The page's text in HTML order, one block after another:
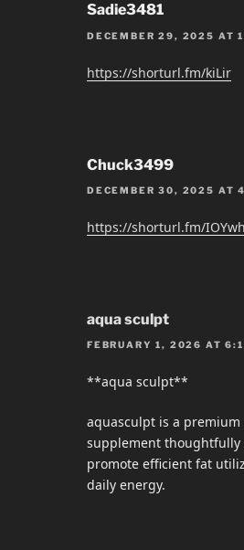
Sadie3481
DECEMBER 29, 2025 AT
https://shorturl.fm/kiLir
Chuck3499
DECEMBER 30, 2025 AT
https://shorturl.fm/IOYwh
aqua sculpt
FEBRUARY 1, 2026 AT
**aqua sculpt**
aquasculpt is a
supplement thoughtfully
promote efficient fat
daily energy.